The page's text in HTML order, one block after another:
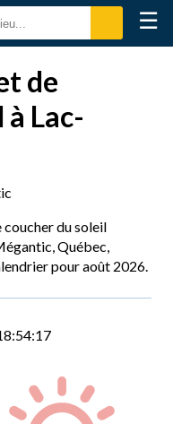
☰
de
Lac-
coucher du soleil
Québec,
pour août 2026.